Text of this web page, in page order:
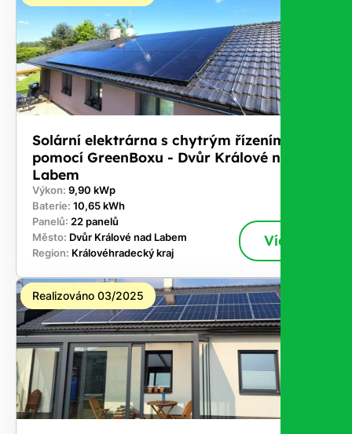
Solární elektrárna s chytrým řízením
pomocí GreenBoxu - Dvůr Králové nad
Labem
Výkon: 9,90 kWp
Baterie: 10,65 kWh
Panelů: 22 panelů
Město: Dvůr Králové nad Labem
Region: Královéhradecký kraj
Více
Realizováno 03/2025